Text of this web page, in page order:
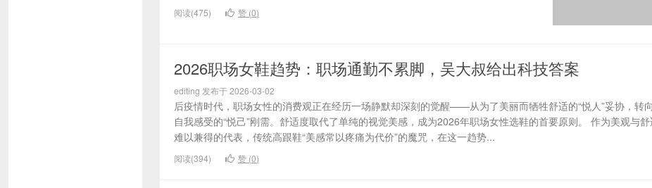
阅读(475) 赞 (0)
2026职场女鞋趋势：职场通勤不累脚，吴大叔给出科技答案
editing 发布于 2026-03-02
后疫情时代，职场女性的消费观正在经历一场静默却深刻的觉醒——从为了美丽而牺牲舒适的“悦人”妥协，转
自我感受的“悦己”刚需。舒适度取代了单纯的视觉美感，成为2026年职场女性选鞋的首要原则。 作为美观与
难以兼得的代表，传统高跟鞋“美感常以疼痛为代价”的魔咒，在这一趋势...
阅读(394) 赞 (0)